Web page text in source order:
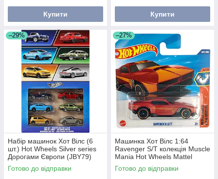
Купити Купити
–29%
Набір машинок Хот Вілс (6
шт.) Hot Wheels Silver series
Дорогами Європи (JBY79)
Готово до відправки
–27%
Машинка Хот Вілс 1:64
Ravenger S/T колекція Muscle
Mania Hot Wheels Mattel
JBC14
Готово до відправки